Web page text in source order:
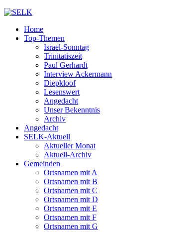
Home
Top-Themen
Israel-Sonntag
Trinitatiszeit
Paul Gerhardt
Interview Ackermann
Diepkloof
Lesenswert
Angedacht
Unser Bekenntnis
Archiv
Angedacht
SELK-Aktuell
Aktueller Monat
Aktuell-Archiv
Gemeinden
Ortsnamen mit A
Ortsnamen mit B
Ortsnamen mit C
Ortsnamen mit D
Ortsnamen mit E
Ortsnamen mit F
Ortsnamen mit G